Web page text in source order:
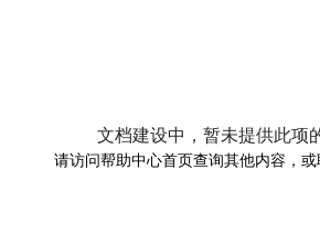
文档建设中，暂未提供此项
请访问帮助中心首页查询其他内容，